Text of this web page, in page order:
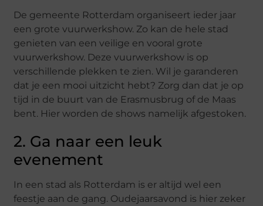
De gemeente Rotterdam organiseert ieder jaar
een grote vuurwerkshow. Zo kan de hele stad
genieten van een veilige en vooral grote
vuurwerkshow. Deze vuurwerkshow is op
verschillende plekken te zien. Wil je garanderen
dat je een mooi uitzicht hebt? Zorg dan dat je op
tijd in de buurt van de Erasmusbrug of de Maas
bent. Hier worden de shows namelijk afgestoken.
2. Ga naar een leuk
evenement
In een stad als Rotterdam is er altijd wel een
feestje aan de gang. Oudejaarsavond is hier zeker